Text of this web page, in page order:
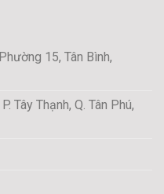
15, Tân Bình,
Tây Thạnh, Q. Tân Phú,